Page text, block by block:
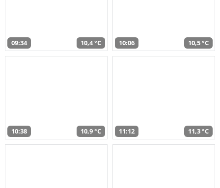
09:34 10,4 °C 10:06 10,5 °C
10:38 10,9 °C 11:12 11,3 °C